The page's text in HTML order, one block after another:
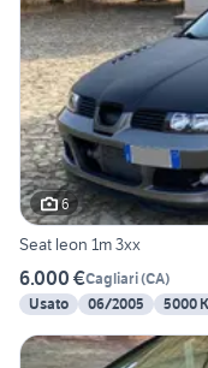
6
Seat leon 1m 3xx
6.000 €Cagliari(CA)
Usato
06/2005 5000